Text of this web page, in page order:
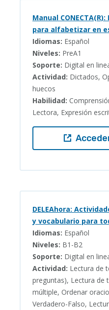
Manual
para alfabetizar en
Idiomas: Español
Niveles: PreA1
Soporte: Digital en
Actividad: Dictados,
huecos
Habilidad:
Lectora, Expresión
DELEAhora:
y vocabulario para
Idiomas: Español
Niveles: B1-B2
Soporte: Digital en
Actividad: Lectura de
preguntas), Lectura de
múltiple, Ordenar
Verdadero-Falso,